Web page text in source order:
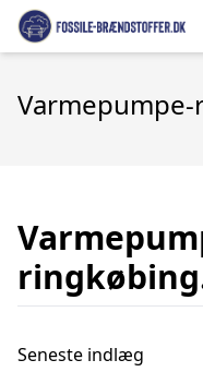
Seneste indlæg